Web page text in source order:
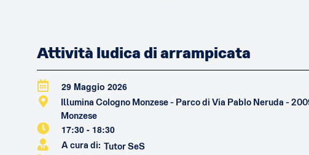
Attività ludica di arrampicata
29 Maggio 2026
Illumina Cologno Monzese - Parco di Via Pablo Neruda -
Monzese
17:30 - 18:30
A cura di: Tutor SeS